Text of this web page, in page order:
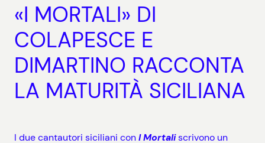
«I MORTALI» DI
COLAPESCE E
DIMARTINO RACCONTA
LA MATURITÀ SICILIANA
I due cantautori siciliani conI Mortaliscrivono un